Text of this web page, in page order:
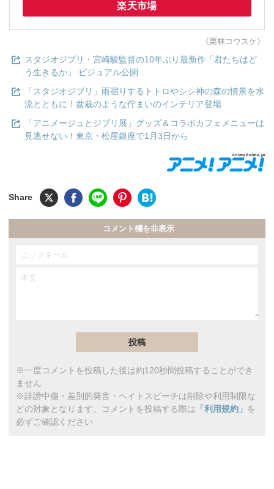
楽天市場
《栗林コウスケ》
スタジオジブリ・宮崎駿監督の10年ぶり最新作「君たちはど
う生きるか」 ビジュアル公開
「スタジオジブリ」雨宿りするトトロやシシ神の森の情景を水
流とともに！盆栽のような佇まいのインテリア登場
「アニメージュとジブリ展」グッズ＆コラボカフェメニューは
見逃せない！東京・松屋銀座で1月3日から
コメント欄を非表示
※一度コメントを投稿した後は約120秒間投稿することができ
ません
※誹謗中傷・差別的発言・ヘイトスピーチは削除や利用制限な
どの対象となります。コメントを投稿する際は 「利用規約」 を
必ずご確認ください